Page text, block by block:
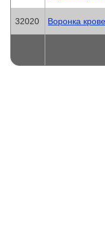
32020 Воронка